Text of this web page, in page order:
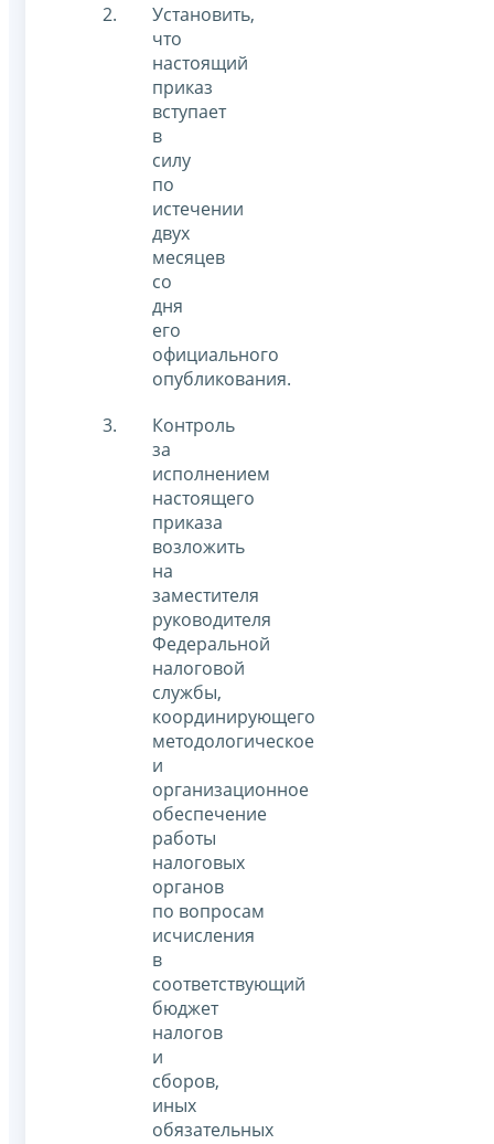
Установить,
что
настоящий
приказ
вступает
в
силу
по
истечении
двух
месяцев
со
дня
его
официального
опубликования.
Контроль
за
исполнением
настоящего
приказа
возложить
на
заместителя
руководителя
Федеральной
налоговой
службы,
координирующего
методологическое
и
организационное
обеспечение
работы
налоговых
органов
по вопросам
исчисления
в
соответствующий
бюджет
налогов
и
сборов,
иных
обязательных